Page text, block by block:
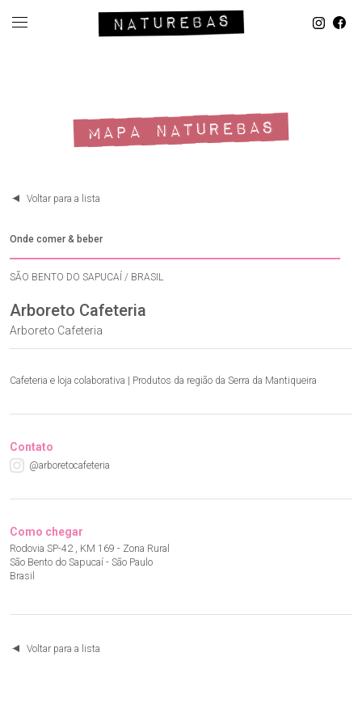
MAPA NATUREBAS
Voltar para a lista
Onde comer & beber
SÃO BENTO DO SAPUCAÍ / BRASIL
Arboreto Cafeteria
Arboreto Cafeteria
Cafeteria e loja colaborativa | Produtos da região da Serra da Mantiqueira
Contato
@arboretocafeteria
Como chegar
Rodovia SP-42 , KM 169 - Zona Rural
São Bento do Sapucaí - São Paulo
Brasil
Voltar para a lista